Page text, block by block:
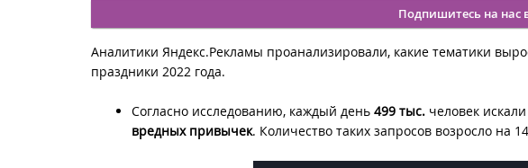
Подпишитесь на нас
Аналитики Яндекс.Рекламы проанализировали, какие тематики
праздники 2022 года.
Согласно исследованию, каждый день 499 тыс. человек
вредных привычек. Количество таких запросов возросло на